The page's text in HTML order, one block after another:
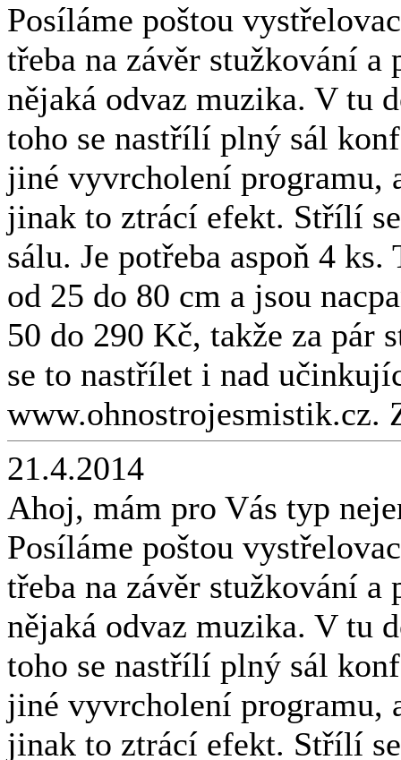
Posíláme poštou
třeba na závěr stužkování
nějaká odvaz muzika. V tu
toho se nastřílí plný sál
jiné vyvrcholení
jinak to ztrácí efekt. Střílí
sálu. Je potřeba aspoň 4
od 25 do 80 cm a jsou
50 do 290 Kč, takže za pár
se to nastřílet i nad
www.ohnostrojesmistik.cz.
21.4.2014
Ahoj, mám pro Vás typ
Posíláme poštou
třeba na závěr stužkování
nějaká odvaz muzika. V tu
toho se nastřílí plný sál
jiné vyvrcholení
jinak to ztrácí efekt. Střílí